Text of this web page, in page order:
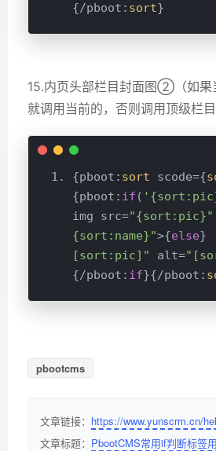
{/pboot: sort
15.内页头部栏目封面图②（如果
就调用当前的，否则调用顶级栏目
{pboot: sort scode={
{pboot: if (
img src="{sort:pic}"
{sort:name}">{else}
[sort:pic]"
alt=
{/pboot: if}{/pboot:
pbootcms
文章链接： https://www.yunscrm.cn/
文章标题： PbootCMS常用if判断标签